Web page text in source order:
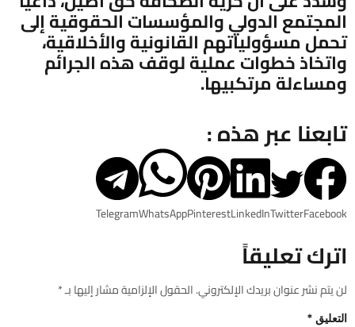
المجتمع الدولي والمؤسسات الحقوقية إلى
تحمل مسؤولياتهم القانونية والأخلاقية،
واتخاذ خطوات عملية لوقف هذه الجرائم
ومساءلة مرتكبيها.
تابعنا عبر هذه :
Facebook
Twitter
LinkedIn
Pinterest
WhatsApp
Telegram
اترك تعليقاً
لن يتم نشر عنوان بريدك الإلكتروني.الحقول الإلزامية مشار إليها بـ*
التعليق *